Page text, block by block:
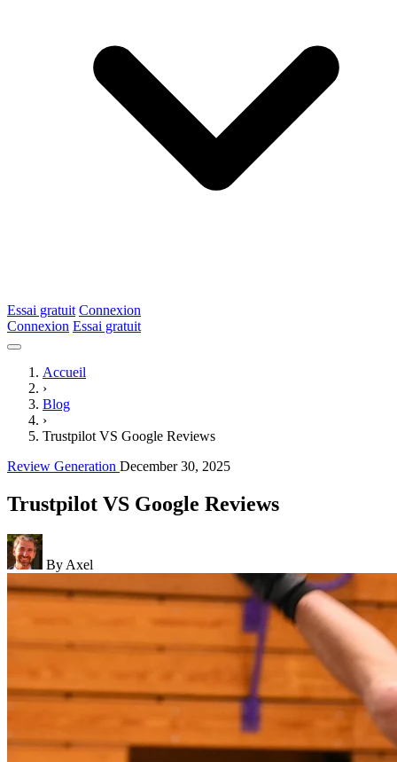
Essai gratuit Connexion
Connexion Essai gratuit
Accueil
›
Blog
›
Trustpilot VS Google Reviews
Review Generation December 30, 2025
Trustpilot VS Google Reviews
By Axel